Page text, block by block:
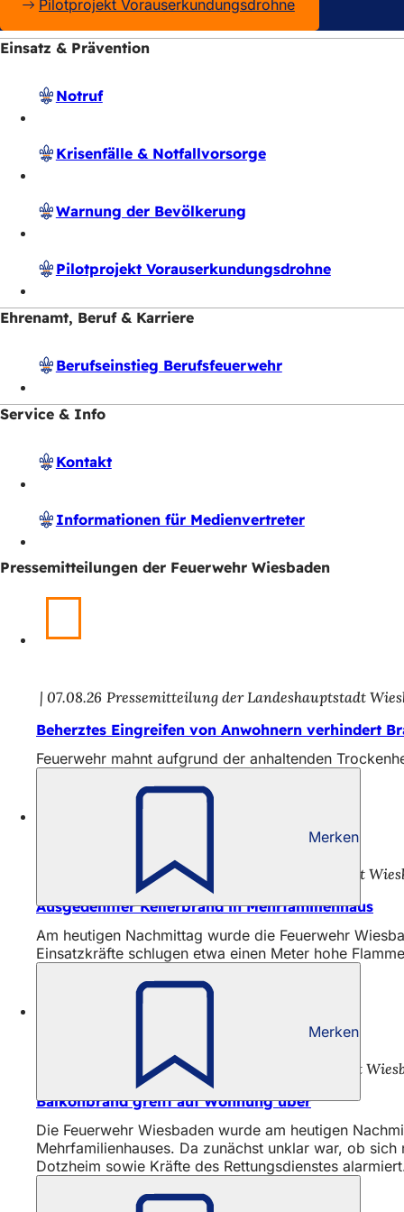
Pilotprojekt Vorauserkundungsdrohne
Einsatz & Prävention
Notruf
Krisenfälle & Notfallvorsorge
Warnung der Bevölkerung
Pilotprojekt Vorauserkundungsdrohne
Ehrenamt, Beruf & Karriere
Berufseinstieg Berufsfeuerwehr
Service & Info
Kontakt
Informationen für Medienvertreter
Pressemitteilungen der Feuerwehr Wiesbaden
07.08.26 Pressemitteilung der Landeshauptstadt
Beherztes Eingreifen von Anwohnern verhindert
Feuerwehr mahnt aufgrund der anhaltenden
Merken
Pressemitteilung der Landeshauptstadt
Ausgedehnter Kellerbrand in Mehrfamilienhaus
Am heutigen Nachmittag wurde die Feuerwehr
Einsatzkräfte schlugen etwa einen Meter hohe
Merken
Pressemitteilung der Landeshauptstadt
Balkonbrand greift auf Wohnung über
Die Feuerwehr Wiesbaden wurde am heutigen
Mehrfamilienhauses. Da zunächst unklar war, ob
Dotzheim sowie Kräfte des Rettungsdienstes